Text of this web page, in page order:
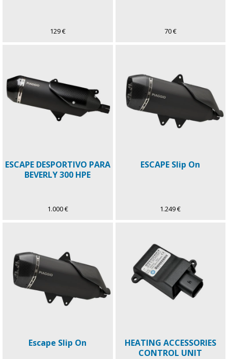
129 € 70 €
ESCAPE DESPORTIVO PARA
BEVERLY 300 HPE
1.000 €
ESCAPE Slip On
1.249 €
Escape Slip On
HEATING ACCESSORIES
CONTROL UNIT